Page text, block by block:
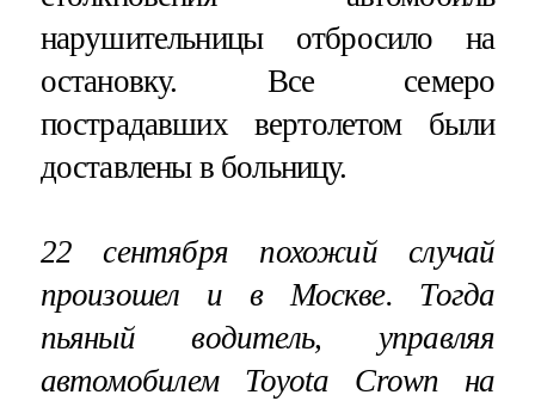
нарушительницы отбросило на
остановку. Все семеро
пострадавших вертолетом были
доставлены в больницу.
22 сентября похожий случай
произошел и в Москве. Тогда
пьяный водитель, управляя
автомобилем Toyota Crown на